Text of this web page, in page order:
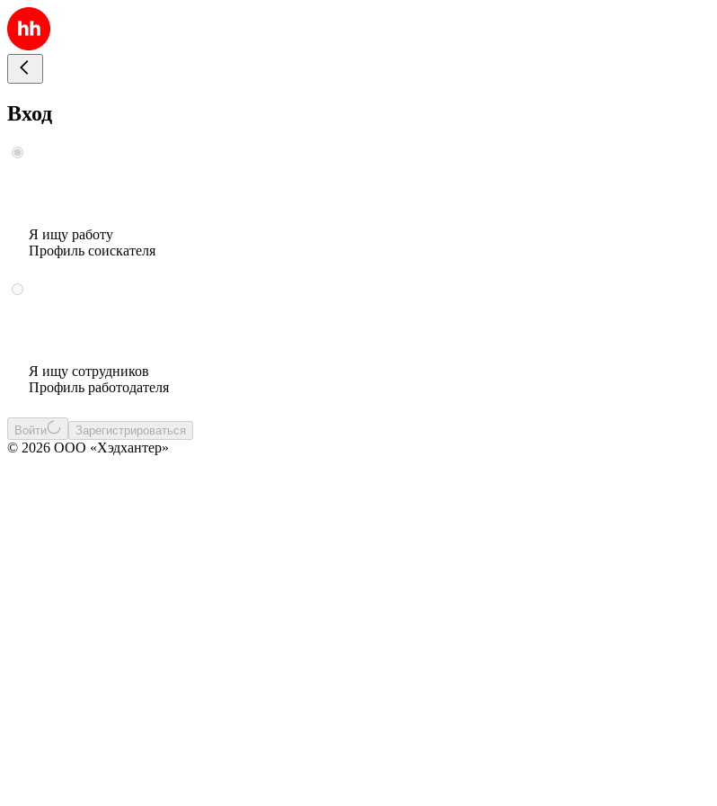
Вход
Я ищу работу
Профиль соискателя
Я ищу сотрудников
Профиль работодателя
Войти Зарегистрироваться
© 2026 ООО «Хэдхантер»